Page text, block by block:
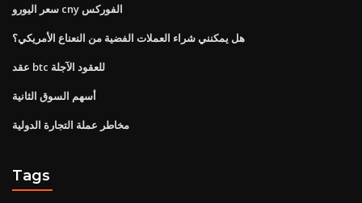
سعر اليورو cny الفوركس
هل يمكنني شراء العملات الفضية من النعناع الأمريكي؟
عقد btc للعقود الآجلة
أسهم السوق الثانية
مخاطر عملة التجارة الدولية
Tags